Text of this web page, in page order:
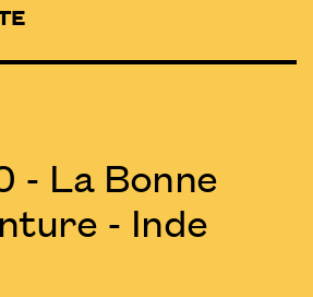
- La Bonne
- Inde